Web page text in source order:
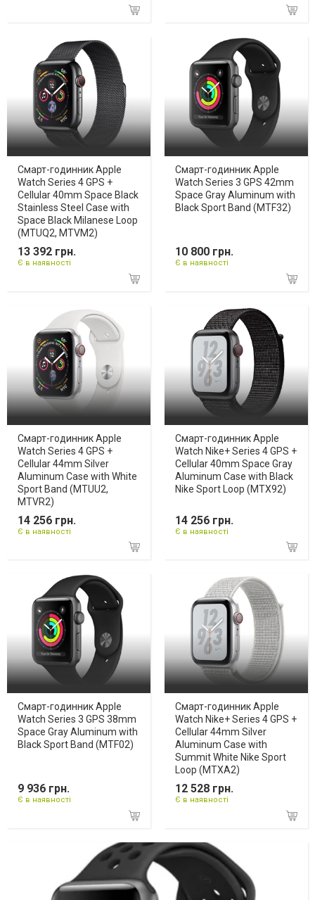
Смарт-годинник Apple
Watch Series 4 GPS +
Cellular 40mm Space Black
Stainless Steel Case with
Space Black Milanese Loop
(MTUQ2, MTVM2)
13 392 грн.
Є в наявності
Смарт-годинник Apple
Watch Series 3 GPS 42mm
Space Gray Aluminum with
Black Sport Band (MTF32)
10 800 грн.
Є в наявності
Смарт-годинник Apple
Watch Series 4 GPS +
Cellular 44mm Silver
Aluminum Case with White
Sport Band (MTUU2,
MTVR2)
14 256 грн.
Є в наявності
Смарт-годинник Apple
Watch Nike+ Series 4 GPS +
Cellular 40mm Space Gray
Aluminum Case with Black
Nike Sport Loop (MTX92)
14 256 грн.
Є в наявності
Смарт-годинник Apple
Watch Series 3 GPS 38mm
Space Gray Aluminum with
Black Sport Band (MTF02)
9 936 грн.
Є в наявності
Смарт-годинник Apple
Watch Nike+ Series 4 GPS +
Cellular 44mm Silver
Aluminum Case with
Summit White Nike Sport
Loop (MTXA2)
12 528 грн.
Є в наявності